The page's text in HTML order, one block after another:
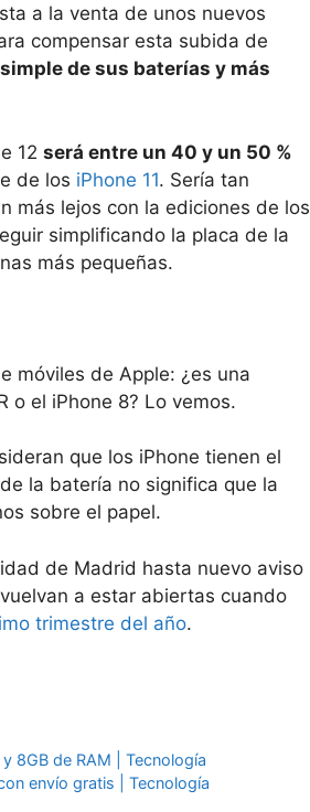
a la venta de unos nuevos
compensar esta subida de
de sus baterías y más
12 será entre un 40 y un 50 %
de los iPhone 11. Sería tan
más lejos con la ediciones de los
simplificando la placa de la
más pequeñas.
móviles de Apple: ¿es una
o el iPhone 8? Lo vemos.
que los iPhone tienen el
la batería no significa que la
sobre el papel.
de Madrid hasta nuevo aviso
a estar abiertas cuando
trimestre del año.
8GB de RAM | Tecnología
envío gratis | Tecnología